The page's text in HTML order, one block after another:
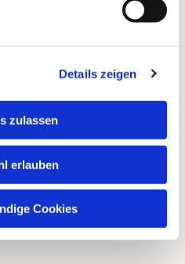
Details zeigen
zulassen
erlauben
Cookies